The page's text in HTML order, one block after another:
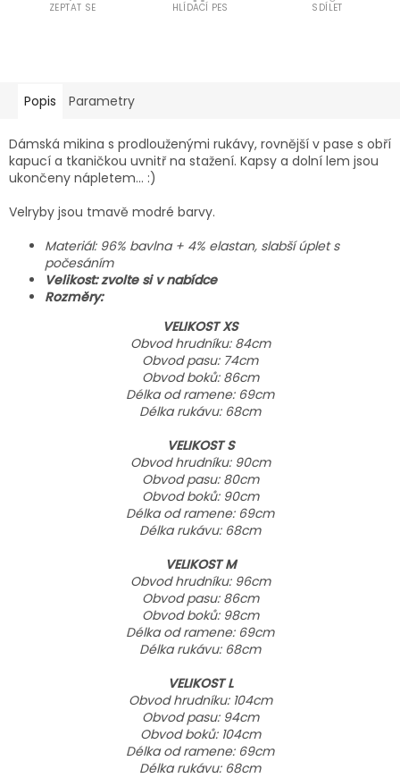
ZEPTAT SE HLÍDACÍ PES SDÍLET
Popis Parametry
Dámská mikina s prodlouženými rukávy, rovnější v pase s obří
kapucí a tkaničkou uvnitř na stažení. Kapsy a dolní lem jsou
ukončeny nápletem... :)
Velryby jsou tmavě modré barvy.
Materiál: 96% bavlna + 4% elastan, slabší úplet s
počesáním
Velikost: zvolte si v nabídce
Rozměry:
VELIKOST XS
Obvod hrudníku: 84cm
Obvod pasu: 74cm
Obvod boků: 86cm
Délka od ramene: 69cm
Délka rukávu: 68cm
VELIKOST S
Obvod hrudníku: 90cm
Obvod pasu: 80cm
Obvod boků: 90cm
Délka od ramene: 69cm
Délka rukávu: 68cm
VELIKOST M
Obvod hrudníku: 96cm
Obvod pasu: 86cm
Obvod boků: 98cm
Délka od ramene: 69cm
Délka rukávu: 68cm
VELIKOST L
Obvod hrudníku: 104cm
Obvod pasu: 94cm
Obvod boků: 104cm
Délka od ramene: 69cm
Délka rukávu: 68cm